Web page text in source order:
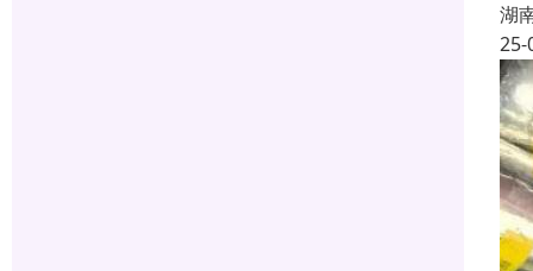
湖
25-